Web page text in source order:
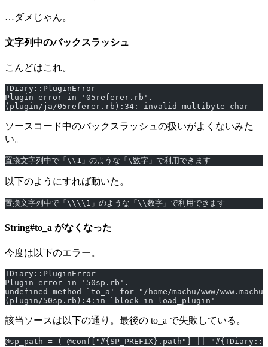
…ダメじゃん。
文字列中のバックスラッシュ
こんどはこれ。
TDiary::PluginError
Plugin error in '05referer.rb'.
(plugin/ja/05referer.rb):34: invalid multibyte char
ソースコード中のバックスラッシュの扱いがよくないみた
い。
置換文字列中で「\\1」のような「\数字」で利用できます
以下のようにすれば動いた。
置換文字列中で「\\\\1」のような「\\数字」で利用できます
String#to_a がなくなった
今度は以下のエラー。
TDiary::PluginError
Plugin error in '50sp.rb'.
undefined method `to_a' for "/home/machu/www/
(plugin/50sp.rb):4:in `block in load_plugin'
該当ソースは以下の通り。最後の to_a で失敗している。
@sp_path = ( @conf["#{SP_PREFIX}.path"] ||